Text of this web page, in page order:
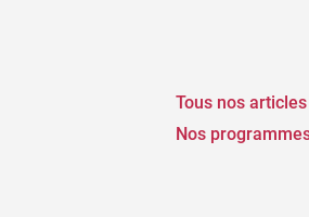
Tous nos articles
Nos